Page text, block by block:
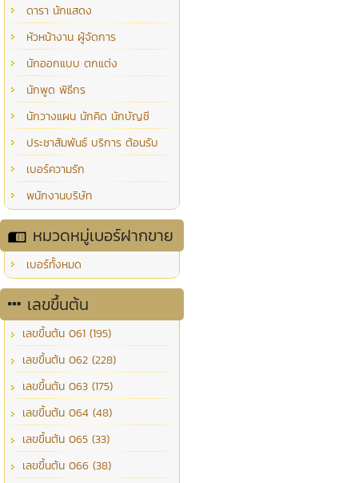
ดารา นักแสดง
หัวหน้างาน ผู้จัดการ
นักออกแบบ ตกแต่ง
นักพูด พิธีกร
นักวางแผน นักคิด นักบัญชี
ประชาสัมพันธ์ บริการ ต้อนรับ
เบอร์ความรัก
พนักงานบริษัท
หมวดหมู่เบอร์ฝากขาย
เบอร์ทั้งหมด
เลขขึ้นต้น
เลขขึ้นต้น 061 (195)
เลขขึ้นต้น 062 (228)
เลขขึ้นต้น 063 (175)
เลขขึ้นต้น 064 (48)
เลขขึ้นต้น 065 (33)
เลขขึ้นต้น 066 (38)